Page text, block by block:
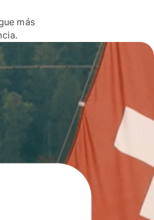
más